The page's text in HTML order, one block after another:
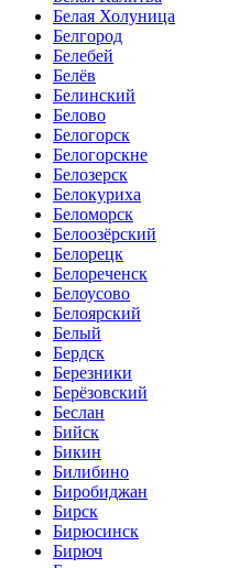
Белая Холуница
Белгород
Белебей
Белёв
Белинский
Белово
Белогорск
Белогорскне
Белозерск
Белокуриха
Беломорск
Белоозёрский
Белорецк
Белореченск
Белоусово
Белоярский
Белый
Бердск
Березники
Берёзовский
Беслан
Бийск
Бикин
Билибино
Биробиджан
Бирск
Бирюсинск
Бирюч